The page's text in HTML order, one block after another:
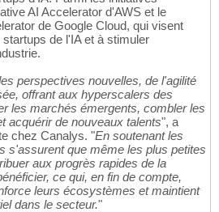
AI Accelerator d'AWS et le
de Google Cloud, qui visent
de l'IA et à stimuler
perspectives nouvelles, de l'agilité
offrant aux hyperscalers des
les marchés émergents, combler les
acquérir de nouveaux talents", a
chez Canalys. "En soutenant les
s'assurent que même les plus petites
aux progrès rapides de la
ce qui, en fin de compte,
leurs écosystèmes et maintient
dans le secteur."